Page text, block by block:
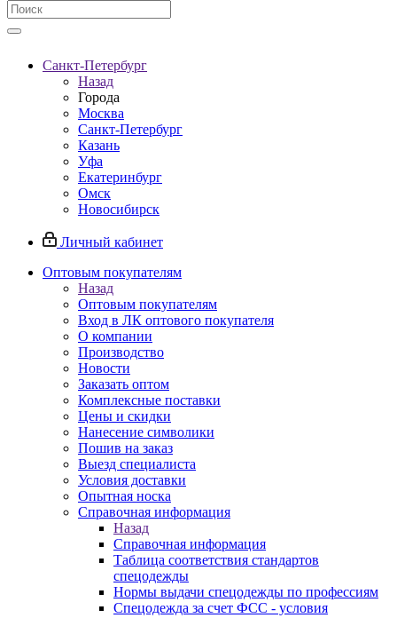
Санкт-Петербург
Назад
Города
Москва
Санкт-Петербург
Казань
Уфа
Екатеринбург
Омск
Новосибирск
Личный кабинет
Оптовым покупателям
Назад
Оптовым покупателям
Вход в ЛК оптового покупателя
О компании
Производство
Новости
Заказать оптом
Комплексные поставки
Цены и скидки
Нанесение символики
Пошив на заказ
Выезд специалиста
Условия доставки
Опытная носка
Справочная информация
Назад
Справочная информация
Таблица соответствия стандартов
спецодежды
Нормы выдачи спецодежды по профессиям
Спецодежда за счет ФСС - условия